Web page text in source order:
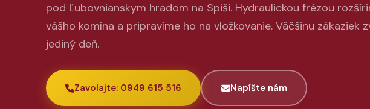
pod Ľubovnianskym hradom na Spiši. Hydraulickou frézou
vášho komína a pripravíme ho na vložkovanie. Väčšinu zákaziek
jediný deň.
Zavolajte: 0949 615 516 Napíšte nám